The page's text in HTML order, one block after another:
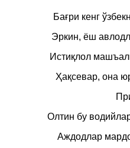
Бағри кенг
Эркин, ёш
Истиқлол
Ҳақсевар, она
Олтин бу
Аждодлар